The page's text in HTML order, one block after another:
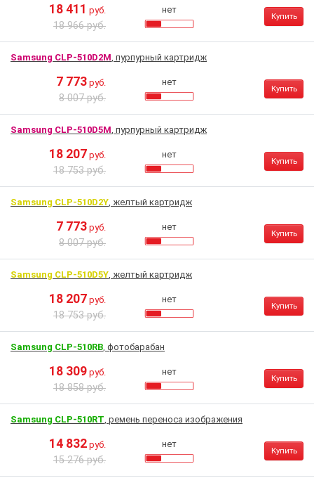
18 411 руб.
18 966 руб.
нет
Купить
Samsung CLP-510D2M, пурпурный картридж
7 773 руб.
8 007 руб.
нет
Купить
Samsung CLP-510D5M, пурпурный картридж
18 207 руб.
18 753 руб.
нет
Купить
Samsung CLP-510D2Y, желтый картридж
7 773 руб.
8 007 руб.
нет
Купить
Samsung CLP-510D5Y, желтый картридж
18 207 руб.
18 753 руб.
нет
Купить
Samsung CLP-510RB, фотобарабан
18 309 руб.
18 858 руб.
нет
Купить
Samsung CLP-510RT, ремень переноса изображения
14 832 руб.
15 276 руб.
нет
Купить